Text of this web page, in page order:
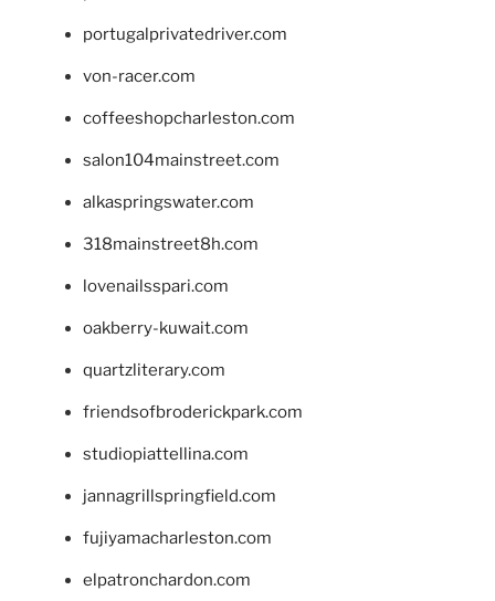
portugalprivatedriver.com
von-racer.com
coffeeshopcharleston.com
salon104mainstreet.com
alkaspringswater.com
318mainstreet8h.com
lovenailsspari.com
oakberry-kuwait.com
quartzliterary.com
friendsofbroderickpark.com
studiopiattellina.com
jannagrillspringfield.com
fujiyamacharleston.com
elpatronchardon.com